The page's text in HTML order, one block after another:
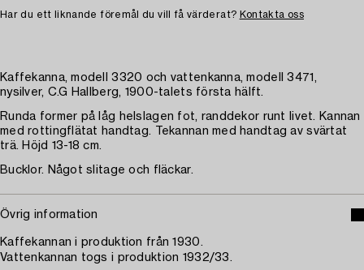
Har du ett liknande föremål du vill få värderat? Kontakta oss
Kaffekanna, modell 3320 och vattenkanna, modell 3471,
nysilver, C.G Hallberg, 1900-talets första hälft.
Runda former på låg helslagen fot, randdekor runt livet. Kannan
med rottingflätat handtag. Tekannan med handtag av svärtat
trä. Höjd 13-18 cm.
Bucklor. Något slitage och fläckar.
Övrig information
Kaffekannan i produktion från 1930.
Vattenkannan togs i produktion 1932/33.